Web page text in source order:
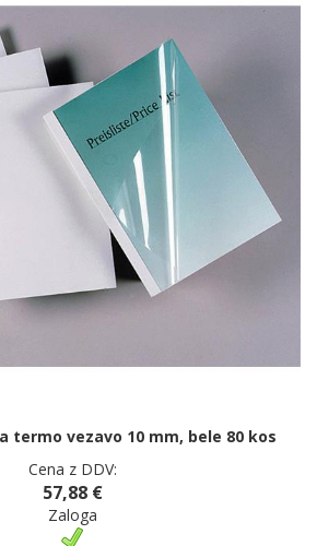
termo vezavo 10 mm, bele 80 kos
Cena z DDV:
57,88 €
Zaloga